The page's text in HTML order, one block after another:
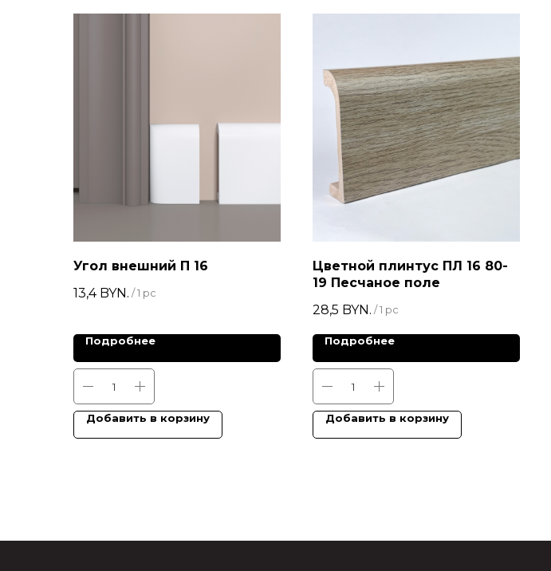
Угол внешний П 16
13,4 BYN. / 1 pc
Подробнее
Добавить в корзину
Цветной плинтус ПЛ 16 80-
19 Песчаное поле
28,5 BYN. / 1 pc
Подробнее
Добавить в корзину